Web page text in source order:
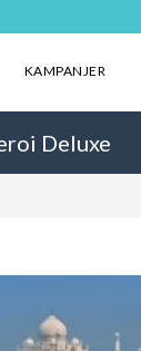
KAMPANJER
Deluxe